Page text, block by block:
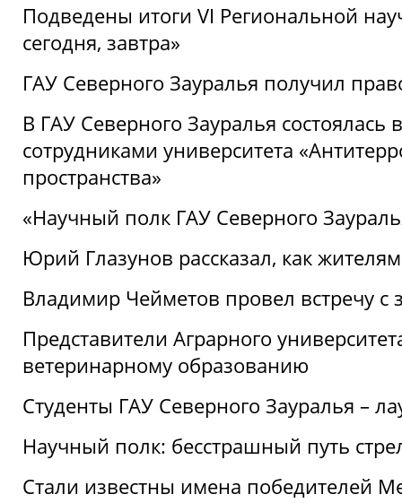
Подведены итоги VI Региональной
сегодня, завтра»
ГАУ Северного Зауралья получил
В ГАУ Северного Зауралья состоялась
сотрудниками университета
пространства»
«Научный полк ГАУ Северного
Юрий Глазунов рассказал, как
Владимир Чейметов провел встречу
Представители Аграрного
ветеринарному образованию
Студенты ГАУ Северного Зауралья –
Научный полк: бесстрашный путь
Стали известны имена победителей